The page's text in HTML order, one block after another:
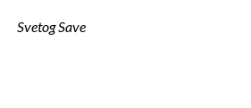
Svetog Save